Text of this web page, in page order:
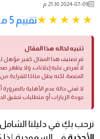
2024-07-09 21:30 م
تقييم 5 من 5.
تنبيه لحاله هذا المقال
تم تصنيف هذا المقال كغير مؤهل
لا تُعرض عليه إعلانات، ولا يظهر
المنصة، لكنه يظل متاحًا للقراءة من
لا تعني حالة عدم الأهلية بالضرورة
جودة الزيارات أو متطلبات تحقيق
نرحب بكِ في دليلنا